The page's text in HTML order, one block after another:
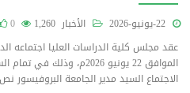
الأخبار 1,260
0
الموافق 22 يونيو 2026م،
الاجتماع السيد مدير الجامعة البروفيسور